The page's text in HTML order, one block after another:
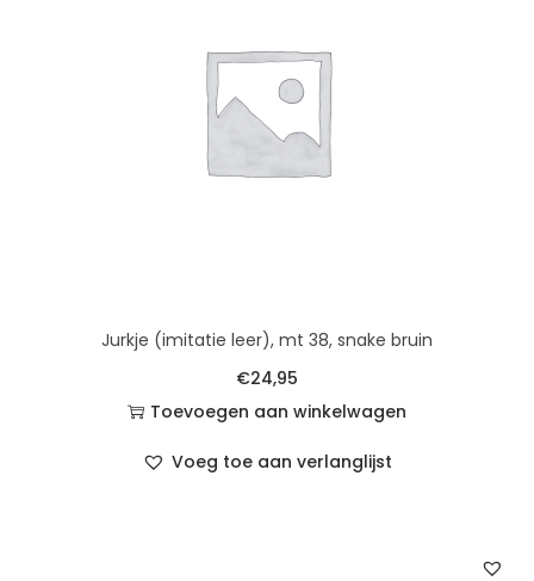
Jurkje (imitatie leer), mt 38, snake bruin
€24,95
Toevoegen aan winkelwagen
Voeg toe aan verlanglijst